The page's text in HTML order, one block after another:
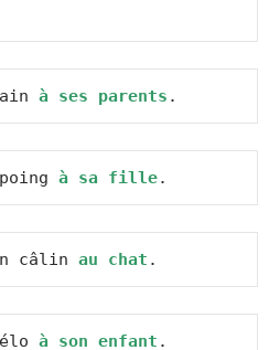
à ses parents .
à sa fille.
câlin au chat .
à son enfant .